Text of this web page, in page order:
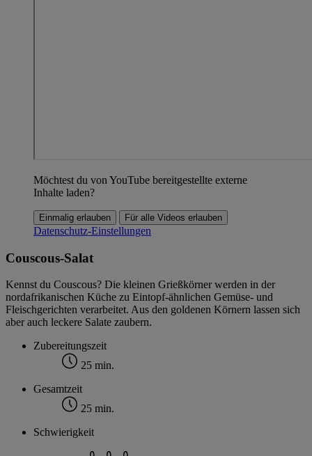
Möchtest du von YouTube bereitgestellte externe
Inhalte laden?
Einmalig erlauben Für alle Videos erlauben
Datenschutz-Einstellungen
Couscous-Salat
Kennst du Couscous? Die kleinen Grießkörner werden in der
nordafrikanischen Küche zu Eintopf-ähnlichen Gemüse- und
Fleischgerichten verarbeitet. Aus den goldenen Körnern lassen sich
aber auch leckere Salate zaubern.
Zubereitungszeit
25 min.
Gesamtzeit
25 min.
Schwierigkeit